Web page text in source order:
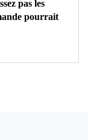
pourrait